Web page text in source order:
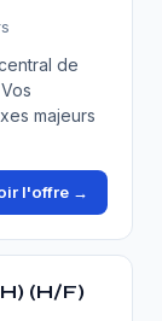
de
majeurs
l'offre →
(H/F)